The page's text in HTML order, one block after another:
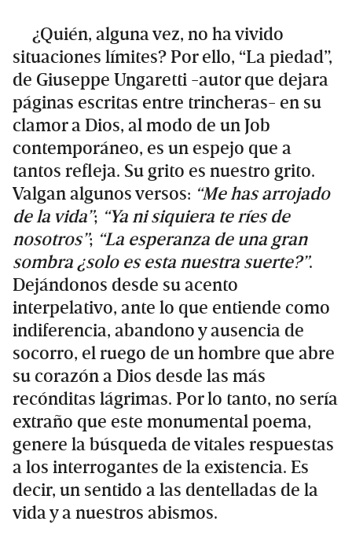
¿Quién, alguna vez, no ha vivido
situaciones límites? Por ello, “La piedad”,
de Giuseppe Ungaretti -autor que dejara
páginas escritas entre trincheras- en su
clamor a Dios, al modo de un Job
contemporáneo, es un espejo que a
tantos refleja. Su grito es nuestro grito.
Valgan algunos versos: “Me has arrojado
de la vida”; “Ya ni siquiera te ríes de
nosotros”; “La esperanza de una gran
sombra ¿solo es esta nuestra suerte?”.
Dejándonos desde su acento
interpelativo, ante lo que entiende como
indiferencia, abandono y ausencia de
socorro, el ruego de un hombre que abre
su corazón a Dios desde las más
recónditas lágrimas. Por lo tanto, no sería
extraño que este monumental poema,
genere la búsqueda de vitales respuestas
a los interrogantes de la existencia. Es
decir, un sentido a las dentelladas de la
vida y a nuestros abismos.